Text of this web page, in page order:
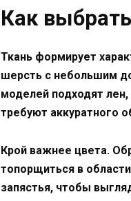
Как
Ткань формирует
шерсть с небольшим
моделей подходят
требуют аккуратного
Крой важнее цвета.
топорщиться в
запястья, чтобы